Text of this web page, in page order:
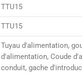
TTU15
TTU15
Tuyau d'alimentation,
d'alimentation, Coude
conduit, gache